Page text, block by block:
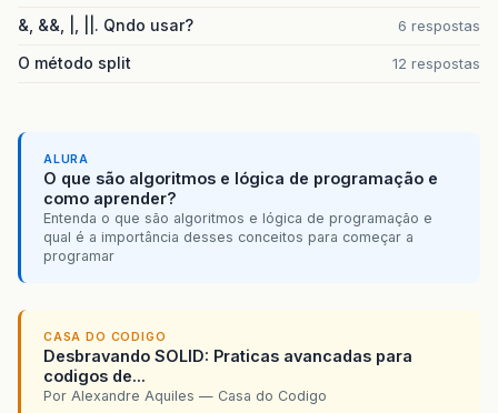
&, &&, |, ||. Qndo usar? 6 respostas
O método split 12 respostas
ALURA
O que são algoritmos e lógica de programação e
como aprender?
Entenda o que são algoritmos e lógica de programação e
qual é a importância desses conceitos para começar a
programar
CASA DO CODIGO
Desbravando SOLID: Praticas avancadas para
codigos de...
Por Alexandre Aquiles — Casa do Codigo